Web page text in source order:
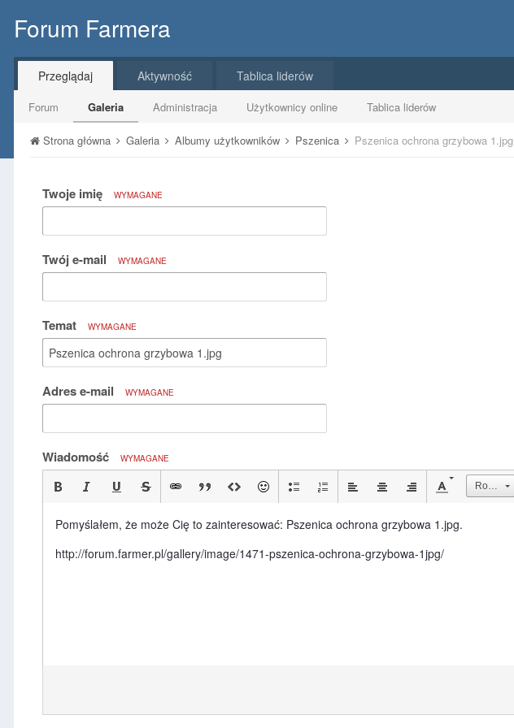
Forum Farmera
Przeglądaj
Forum Galeria Administracja Użytkownicy online Tablica liderów
Aktywność Tablica liderów
Strona główna Galeria Albumy użytkowników Pszenica Pszenica ochrona grzybowa 1.jpg
Twoje imię WYMAGANE
Twój e-mail WYMAGANE
Temat WYMAGANE
Adres e-mail WYMAGANE
Wiadomość WYMAGANE
Rozmiar
Pomyślałem, że może Cię to zainteresować: Pszenica ochrona grzybowa 1.jpg.
http://forum.farmer.pl/gallery/image/1471-pszenica-ochrona-grzybowa-1jpg/